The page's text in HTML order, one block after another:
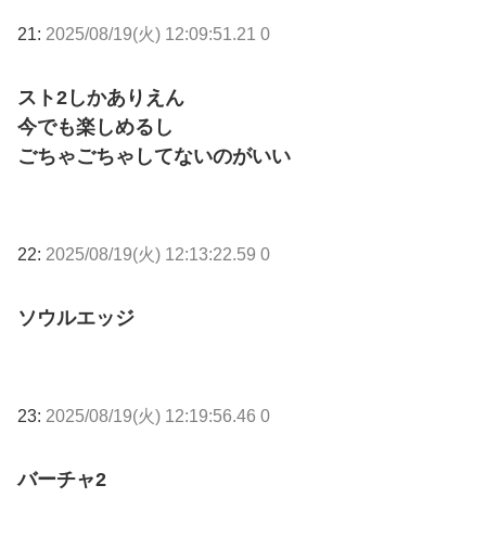
21: 2025/08/19(火) 12:09:51.21 0
スト2しかありえん
今でも楽しめるし
ごちゃごちゃしてないのがいい
22: 2025/08/19(火) 12:13:22.59 0
ソウルエッジ
23: 2025/08/19(火) 12:19:56.46 0
バーチャ2